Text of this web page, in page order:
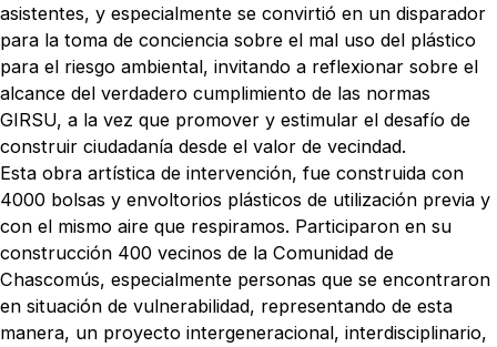
asistentes, y especialmente se convirtió en un disparador
para la toma de conciencia sobre el mal uso del plástico
para el riesgo ambiental, invitando a reflexionar sobre el
alcance del verdadero cumplimiento de las normas
GIRSU, a la vez que promover y estimular el desafío de
construir ciudadanía desde el valor de vecindad.
Esta obra artística de intervención, fue construida con
4000 bolsas y envoltorios plásticos de utilización previa y
con el mismo aire que respiramos. Participaron en su
construcción 400 vecinos de la Comunidad de
Chascomús, especialmente personas que se encontraron
en situación de vulnerabilidad, representando de esta
manera, un proyecto intergeneracional, interdisciplinario,